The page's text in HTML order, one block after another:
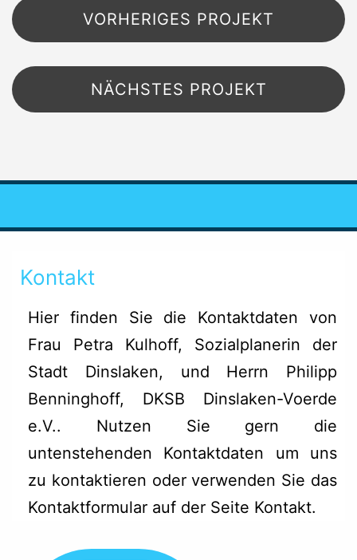
Beitragsnavigation
VORHERIGES PROJEKT
NÄCHSTES PROJEKT
Kontakt
Hier finden Sie die Kontaktdaten von
Frau Petra Kulhoff, Sozialplanerin der
Stadt Dinslaken, und Herrn Philipp
Benninghoff, DKSB Dinslaken-Voerde
e.V.. Nutzen Sie gern die
untenstehenden Kontaktdaten um uns
zu kontaktieren oder verwenden Sie das
Kontaktformular auf der Seite Kontakt.